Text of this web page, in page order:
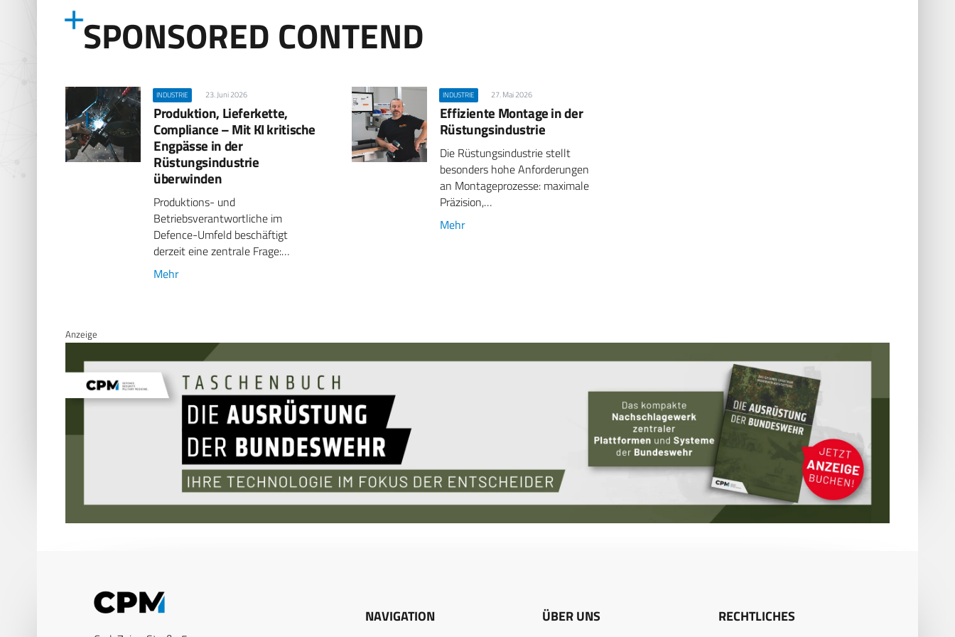
SPONSORED CONTEND
INDUSTRIE 23. Juni 2026
Produktion, Lieferkette,
Compliance – Mit KI kritische
Engpässe in der
Rüstungsindustrie
überwinden
Produktions- und
Betriebsverantwortliche im
Defence-Umfeld beschäftigt
derzeit eine zentrale Frage:…
Mehr
INDUSTRIE 27. Mai 2026
Effiziente Montage in der
Rüstungsindustrie
Die Rüstungsindustrie stellt
besonders hohe Anforderungen
an Montageprozesse: maximale
Präzision,…
Mehr
Anzeige
NAVIGATION ÜBER UNS RECHTLICHES